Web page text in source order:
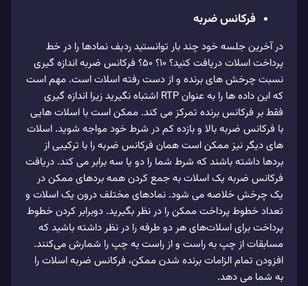
فرکانس ضربه
در آخرین جلسه خود چند بار توانستید ردیف نمادها را در خط
پرداخت اسلات دریافت کنید؟ 10؟ 50؟ فرکانس ضربه اندازه گیری
نسبت چرخش های برنده و از دست رفته اسلات است. مهم است
که این داده ها را به عنوان RTP اشتباه نگیرید زیرا اندازه گیری
فقط بر فرکانس برنده تمرکز می کند. ممکن است با اسلات هایی
با فرکانس ضربه بالا و بازده کم در شرط خود مواجه شوید. اسلات
های دیگر نیز ممکن است همان فرکانس ضربه را با ترکیبی از
بردها داشته باشند که شرط شما را دو یا سه برابر می کند. دریافت
فرکانس ضربه یک اسلات به جمع کردن همه بردهای ممکن در
یک چرخش خلاصه می شود. نمادهای مختلف درون یک اسلات و
تعداد خطوط پرداخت ممکن را در نظر بگیرید. دوبرابر کردن خطوط
پرداخت برای اسلات‌های هر دو طرفه را در نظر داشته باشید که
مسابقات از چپ به راست و از راست به چپ را شمارش می‌کنند.
افزودن تمام الزامات برنده شدن ممکن، فرکانس ضربه اسلات را
به شما می دهد.